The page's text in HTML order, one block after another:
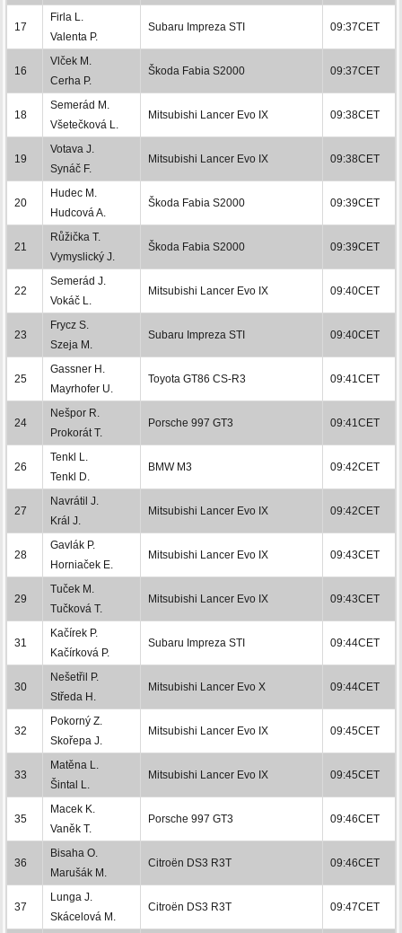
17
Firla L.
Valenta P.
Subaru Impreza STI 09:37CET
16
Vlček M.
Cerha P.
Škoda Fabia S2000 09:37CET
18
Semerád M.
Všetečková L.
Mitsubishi Lancer Evo IX 09:38CET
19
Votava J.
Synáč F.
Mitsubishi Lancer Evo IX 09:38CET
20
Hudec M.
Hudcová A.
Škoda Fabia S2000 09:39CET
21
Růžička T.
Vymyslický J.
Škoda Fabia S2000 09:39CET
22
Semerád J.
Vokáč L.
Mitsubishi Lancer Evo IX 09:40CET
23
Frycz S.
Szeja M.
Subaru Impreza STI 09:40CET
25
Gassner H.
Mayrhofer U.
Toyota GT86 CS-R3 09:41CET
24
Nešpor R.
Prokorát T.
Porsche 997 GT3 09:41CET
26
Tenkl L.
Tenkl D.
BMW M3 09:42CET
27
Navrátil J.
Král J.
Mitsubishi Lancer Evo IX 09:42CET
28
Gavlák P.
Horniaček E.
Mitsubishi Lancer Evo IX 09:43CET
29
Tuček M.
Tučková T.
Mitsubishi Lancer Evo IX 09:43CET
31
Kačírek P.
Kačírková P.
Subaru Impreza STI 09:44CET
30
Nešetřil P.
Středa H.
Mitsubishi Lancer Evo X 09:44CET
32
Pokorný Z.
Skořepa J.
Mitsubishi Lancer Evo IX 09:45CET
33
Matěna L.
Šintal L.
Mitsubishi Lancer Evo IX 09:45CET
35
Macek K.
Vaněk T.
Porsche 997 GT3 09:46CET
36
Bisaha O.
Marušák M.
Citroën DS3 R3T 09:46CET
37
Lunga J.
Skácelová M.
Citroën DS3 R3T 09:47CET